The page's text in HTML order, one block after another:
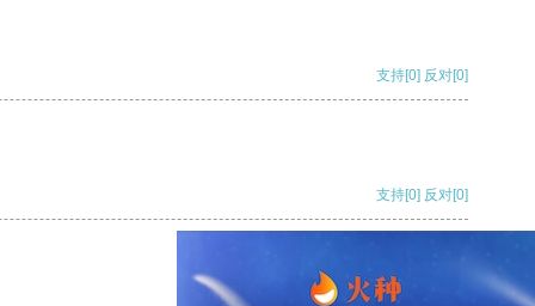
支持[0] 反对[0]
支持[0] 反对[0]